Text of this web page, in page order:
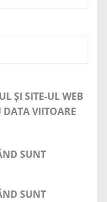
ȘI SITE-UL WEB
VIITOARE
SUNT
SUNT